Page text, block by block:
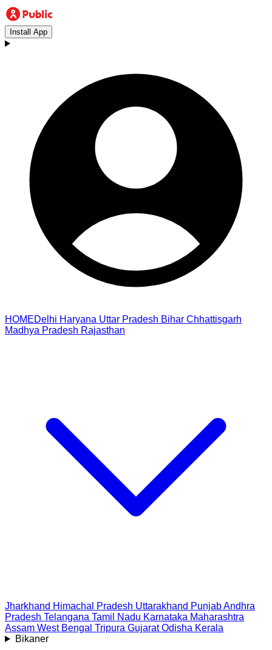
Install App
HOMEDelhi Haryana Uttar Pradesh Bihar Chhattisgarh
Madhya Pradesh Rajasthan
Jharkhand Himachal Pradesh Uttarakhand PunjabAndhra
Pradesh Telangana Tamil Nadu Karnataka Maharashtra
Assam West Bengal Tripura Gujarat Odisha Kerala
Bikaner